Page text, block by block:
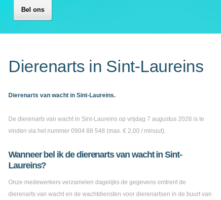
Bel ons
Dierenarts in Sint-Laureins
Dierenarts van wacht in Sint-Laureins.
De dierenarts van wacht in Sint-Laureins op vrijdag 7 augustus 2026 is te
vinden via het nummer 0904 88 548 (max. € 2,00 / minuut).
Wanneer bel ik de dierenarts van wacht in Sint-
Laureins?
Onze medewerkers verzamelen dagelijks de gegevens omtrent de
dierenarts van wacht en de wachtdiensten voor dierenartsen in de buurt van